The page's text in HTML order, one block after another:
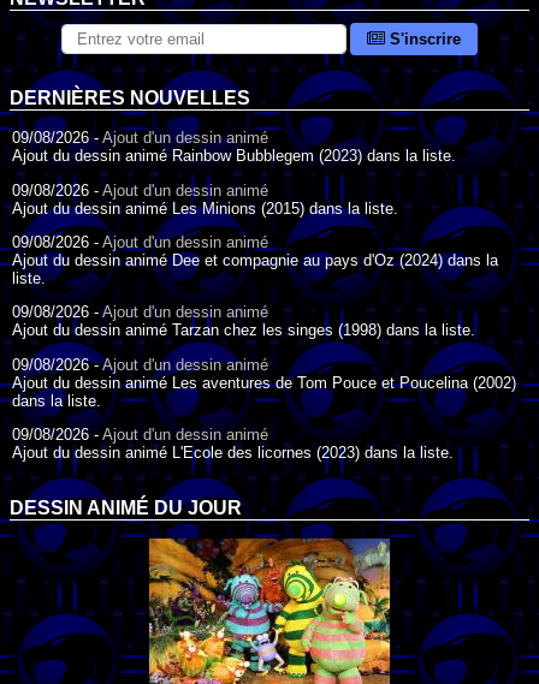
S'inscrire
DERNIÈRES NOUVELLES
09/08/2026 -Ajout d'un dessin animé
Ajout du dessin animé Rainbow Bubblegem (2023) dans la liste.
09/08/2026 - Ajout d'un dessin animé
Ajout du dessin animé Les Minions (2015) dans la liste.
09/08/2026 - Ajout d'un dessin animé
Ajout du dessin animé Dee et compagnie au pays d'Oz (2024) dans la
liste.
09/08/2026 -Ajout d'un dessin animé
Ajout du dessin animé Tarzan chez les singes (1998) dans la liste.
09/08/2026 -Ajout d'un dessin animé
Ajout du dessin animé Les aventures de Tom Pouce et Poucelina (2002)
dans la liste.
09/08/2026 -Ajout d'un dessin animé
Ajout du dessin animé L'Ecole des licornes (2023) dans la liste.
09/08/2026 - Ajout d'un dessin animé
Ajout du dessin animé Wonder Choux ! (2006) dans la liste.
09/08/2026 -
Ajout d'un dessin animé
Ajout du dessin animé Anna et ses amis (2022) dans la liste.
09/08/2026 -
Ajout d'un dessin animé
Ajout du dessin animé Tom Pouce en trouble (1940) dans la liste.
09/08/2026 - Ajout d'un dessin animé
Ajout du dessin animé Anna et le Roi (2000) dans la liste.
DESSIN ANIMÉ DU JOUR